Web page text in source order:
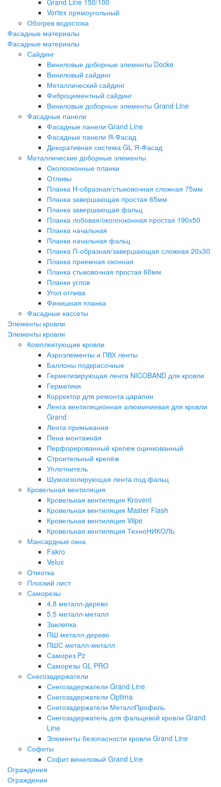
Grand Line 150/100
Vortex прямоугольный
Обогрев водостока
Фасадные материалы
Фасадные материалы
Сайдинг
Виниловые доборные элементы Docke
Виниловый сайдинг
Металлический сайдинг
Фиброцементный сайдинг
Виниловые доборные элементы Grand Line
Фасадные панели
Фасадные панели Grand Line
Фасадные панели Я-Фасад
Декоративная система GL Я-Фасад
Металлические доборные элементы
Околооконные планки
Отливы
Планка H-образная/стыковочная сложная 75мм
Планка завершающая простая 65мм
Планка завершающая фальц
Планка лобовая/околооконная простая 190х50
Планка начальная
Планка начальная фальц
Планка П-образная/завершающая сложная 20х30
Планка приемная оконная
Планка стыковочная простая 60мм
Планки углов
Угол отлива
Финишная планка
Фасадные кассеты
Элементы кровли
Элементы кровли
Комплектующие кровли
Аэроэлементы и ПВХ ленты
Баллоны подкрасочные
Герметизирующая лента NICOBAND для кровли
Герметики
Корректор для ремонта царапин
Лента вентиляционная алюминиевая для кровли
Grand
Лента примыкания
Пена монтажнaя
Перфорированный крепеж оцинкованный
Строительный крепёж
Уплотнитель
Шумоизолирующая лента под фальц
Кровельная вентиляция
Кровельная вентиляция Krovent
Кровельная вентиляция Master Flash
Кровельная вентиляция Vilpe
Кровельная вентиляция ТехноНИКОЛЬ
Мансардные окна
Fakro
Velux
Отмотка
Плоский лист
Саморезы
4,8 металл-дерево
5,5 металл-металл
Заклепка
ПШ металл-дерево
ПШС металл-металл
Саморез Pz
Саморезы GL PRO
Снегозадержатели
Снегозадержатели Grand Line
Снегозадержатели Optima
Снегозадержатели МеталлПрофиль
Снегозадержатель для фальцевой кровли Grand
Line
Элементы безопасности кровли Grand Line
Софиты
Софит виниловый Grand Line
Ограждения
Ограждения